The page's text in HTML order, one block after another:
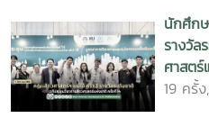
นักศึก
รางวัล
ศาสตร์
19 ครั้